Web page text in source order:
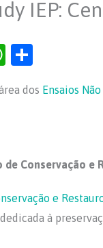
IEP:
W
at
p
ar
dos Ensaios
de Conservação
e
à